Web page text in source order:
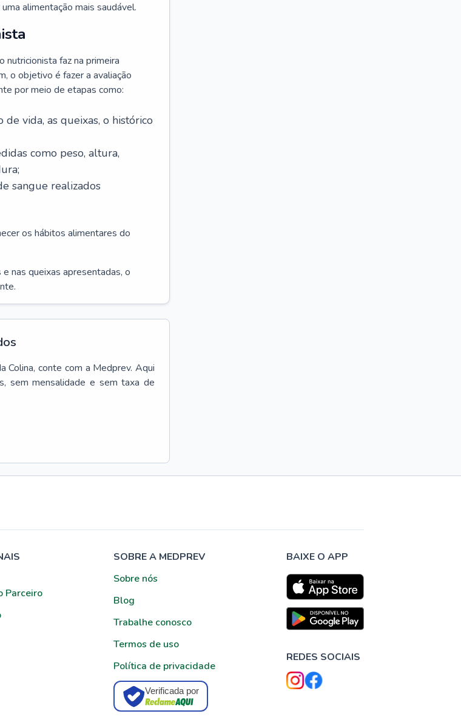
alimentação mais saudável.
nutricionista faz na primeira
o objetivo é fazer a avaliação
por meio de etapas como:
vida, as queixas, o histórico
como peso, altura,
sangue realizados
os hábitos alimentares do
nas queixas apresentadas, o
Colina, conte com a Medprev. Aqui
sem mensalidade e sem taxa de
Parceiro
SOBRE A MEDPREV
Sobre nós
Blog
Trabalhe conosco
Termos de uso
Política de privacidade
Verificada por
BAIXE O APP
REDES SOCIAIS